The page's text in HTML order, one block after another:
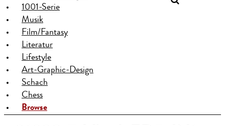
1001-Serie
Musik
Film/Fantasy
Literatur
Lifestyle
Art-Graphic-Design
Schach
Chess
Browse